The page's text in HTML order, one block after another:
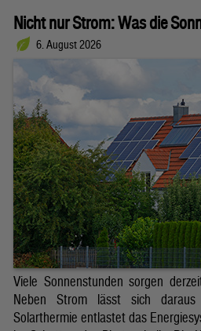
Nicht nur Strom: Was die
6. August 2026
Viele Sonnenstunden sorgen
Neben Strom lässt sich daraus
Solarthermie entlastet das